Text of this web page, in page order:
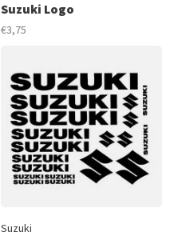
Suzuki Logo
€3,75
Suzuki